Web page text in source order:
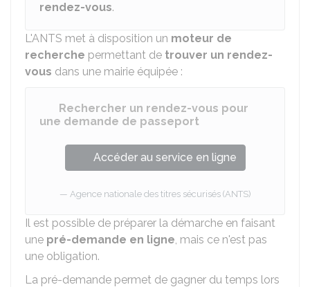
rendez-vous.
L'ANTS met à disposition un moteur de
recherche permettant de trouver un rendez-
vous dans une mairie équipée :
Rechercher un rendez-vous pour
une demande de passeport
Accéder au service en ligne
Agence nationale des titres sécurisés (ANTS)
Il est possible de préparer la démarche en faisant
une pré-demande en ligne, mais ce n'est pas
une obligation.
La pré-demande permet de gagner du temps lors